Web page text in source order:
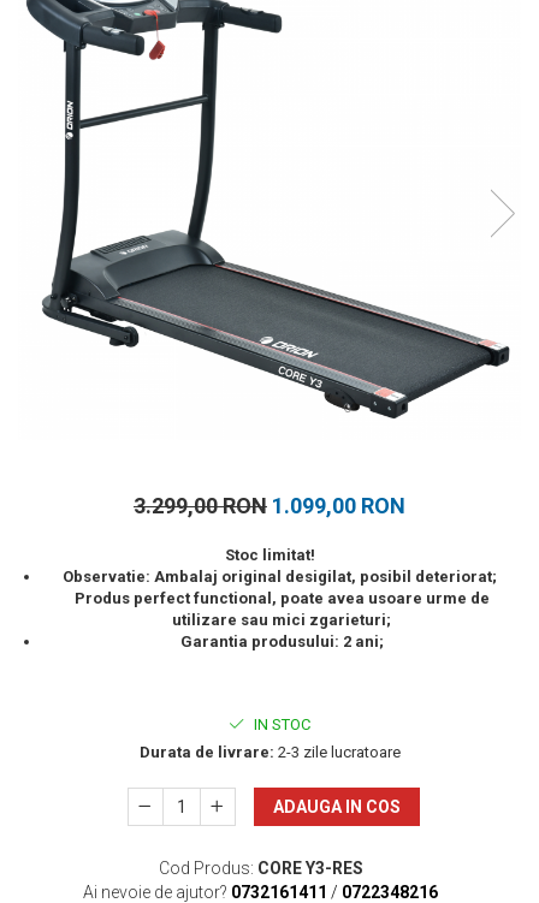
Accesorii inot
Tricouri, pantaloni, bluze
Costume profesionale inot
3.299,00 RON 1.099,00 RON
Stoc limitat!
Observatie: Ambalaj original desigilat, posibil deteriorat;
Produs perfect functional, poate avea usoare urme de
utilizare sau mici zgarieturi;
Garantia produsului: 2 ani;
IN STOC
Durata de livrare: 2-3 zile lucratoare
ADAUGA IN COS
Cod Produs: CORE Y3-RES
Ai nevoie de ajutor? 0732161411 / 0722348216